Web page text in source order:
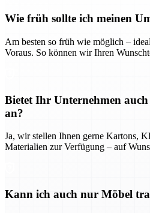
Wie früh sollte ich meinen
Am besten so früh wie möglich –
Voraus. So können wir Ihren
Bietet Ihr Unternehmen
an?
Ja, wir stellen Ihnen gerne Kartons,
Materialien zur Verfügung – auf
Kann ich auch nur Möbel